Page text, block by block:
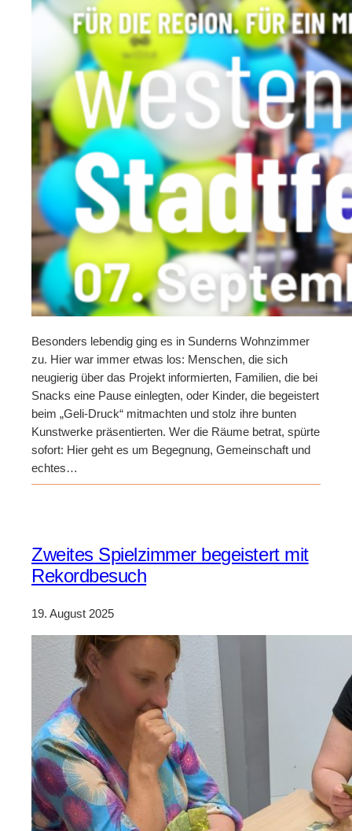
Besonders lebendig ging es in Sunderns Wohnzimmer
zu. Hier war immer etwas los: Menschen, die sich
neugierig über das Projekt informierten, Familien, die bei
Snacks eine Pause einlegten, oder Kinder, die begeistert
beim „Geli-Druck“ mitmachten und stolz ihre bunten
Kunstwerke präsentierten. Wer die Räume betrat, spürte
sofort: Hier geht es um Begegnung, Gemeinschaft und
echtes…
Zweites Spielzimmer begeistert mit
Rekordbesuch
19. August 2025